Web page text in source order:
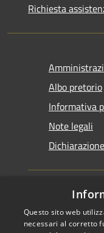
Richiesta
Albo pretorio
Informativa
Note legali
RSS
Questo sito web
necessari al corretto